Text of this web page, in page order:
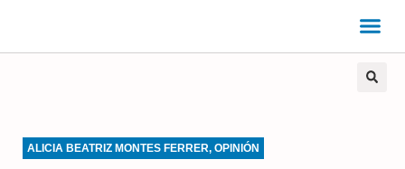
ALICIA BEATRIZ MONTES FERRER, OPINIÓN